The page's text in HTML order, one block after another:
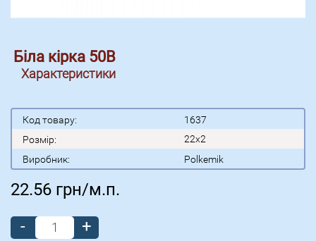
Біла кірка 50В
Характеристики
Код товару:
1637
Розмір:
22x2
Виробник:
Polkemik
22.56 грн/м.п.
-
+